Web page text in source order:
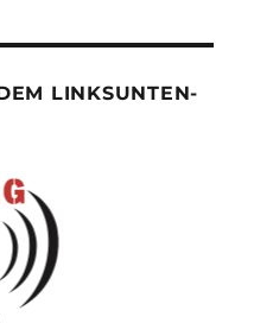
LINKSUNTEN-